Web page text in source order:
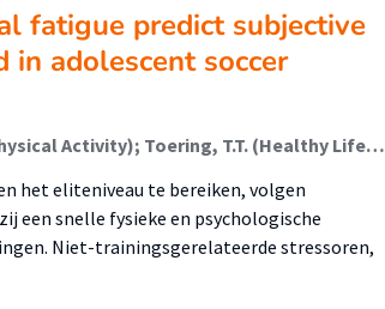
fatigue predict subjective
adolescent soccer
Nijland, Rick (Healthy Lifestyle, Sports And Physical Activity); Toering, T.T. (Healthy Lifestyle, Sports And Physical Activity); Ivarsson, Andreas; de Jong, Johan (Healthy Lifestyle, Sports And Physical Activity); Lemmink, Koen A.P.M.
het elite­niveau te bereiken, volgen
een snelle fysieke en psychologische
Niet-trainingsgerelateerde stressoren,